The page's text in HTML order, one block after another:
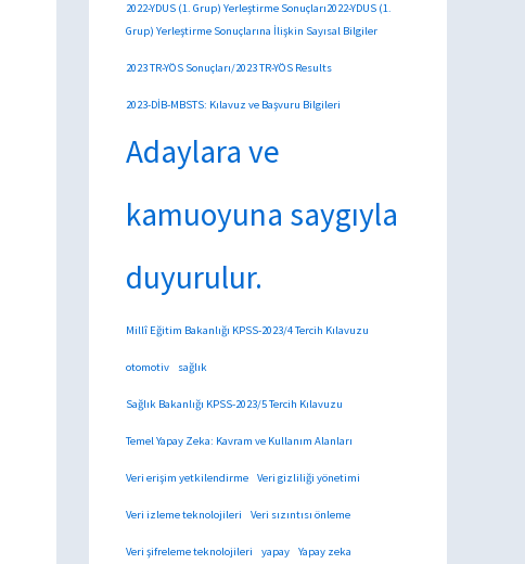
2022-YDUS (1. Grup) Yerleştirme Sonuçları2022-YDUS (1.
Grup) Yerleştirme Sonuçlarına İlişkin Sayısal Bilgiler
2023 TR-YÖS Sonuçları/2023 TR-YÖS Results
2023-DİB-MBSTS: Kılavuz ve Başvuru Bilgileri
Adaylara ve
kamuoyuna saygıyla
duyurulur.
Millî Eğitim Bakanlığı KPSS-2023/4 Tercih Kılavuzu
otomotiv sağlık
Sağlık Bakanlığı KPSS-2023/5 Tercih Kılavuzu
Temel Yapay Zeka: Kavram ve Kullanım Alanları
Veri erişim yetkilendirme Veri gizliliği yönetimi
Veri izleme teknolojileri Veri sızıntısı önleme
Veri şifreleme teknolojileri yapay Yapay zeka